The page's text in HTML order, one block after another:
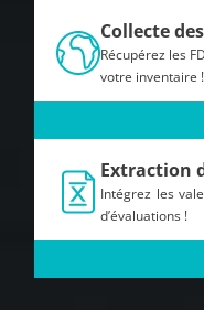
Collecte
Récupérez les
votre inventaire !
Extraction
Intégrez les
d’évaluations !